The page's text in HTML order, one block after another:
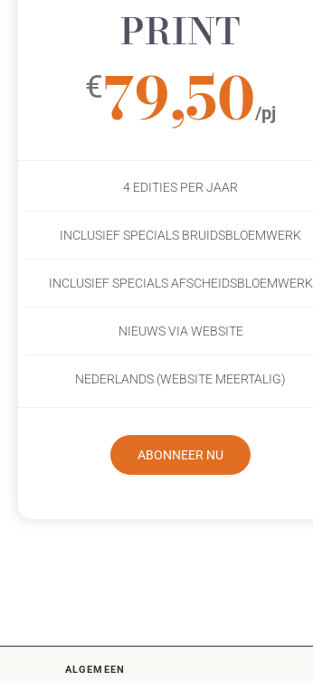
PRINT
€79,50/pj
4 EDITIES PER JAAR
INCLUSIEF SPECIALS BRUIDSBLOEMWERK
INCLUSIEF SPECIALS AFSCHEIDSBLOEMWERK
NIEUWS VIA WEBSITE
NEDERLANDS (WEBSITE MEERTALIG)
ABONNEER NU
ALGEMEEN